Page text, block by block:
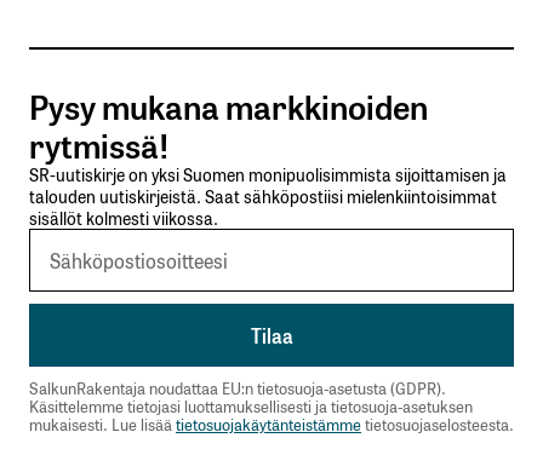
Tilaa SalkunRakentajan uutiskirje
Lähetä kommentti
Pysy mukana markkinoiden
rytmissä!
SR-uutiskirje on yksi Suomen monipuolisimmista sijoittamisen ja
talouden uutiskirjeistä. Saat sähköpostiisi mielenkiintoisimmat
sisällöt kolmesti viikossa.
SalkunRakentaja noudattaa EU:n tietosuoja-asetusta (GDPR).
Käsittelemme tietojasi luottamuksellisesti ja tietosuoja-asetuksen
mukaisesti. Lue lisää tietosuojakäytänteistämmetietosuojaselosteesta.